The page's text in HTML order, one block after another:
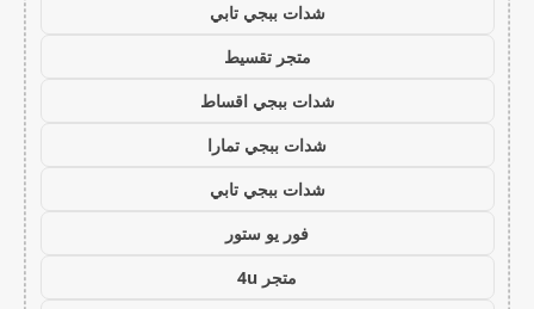
شدات ببجي تابي
متجر تقسيط
شدات ببجي اقساط
شدات ببجي تمارا
شدات ببجي تابي
فور يو ستور
متجر 4u